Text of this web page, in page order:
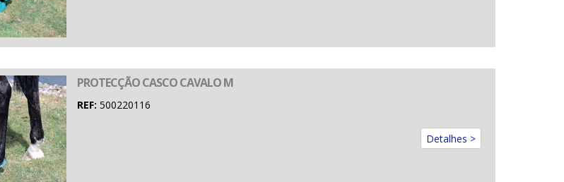
PROTECÇÃO CASCO CAVALO M
REF: 500220116
Detalhes >